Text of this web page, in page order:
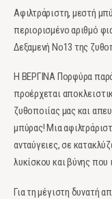
Αφιλτράριστη, μεστή
περιορισμένο αριθμό
Δεξαμενή Νο13 της
Η ΒΕΡΓΙΝΑ Πορφύρα
προέρχεται
ζυθοποιίας μας και
μπύρας! Μια
ανταύγειες, σε
λυκίσκου και βύνης που
Για τη μέγιστη δυνατή